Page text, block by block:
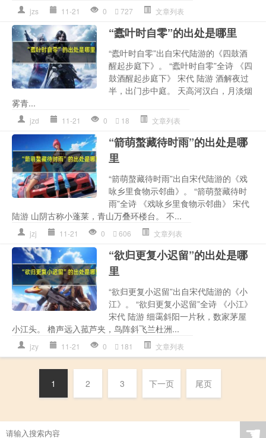
jzs 11-21 0 727 文章列表
“蠹叶时自零”的出处是哪里
“蠹叶时自零”出自宋代陆游的《四鼓酒
醒起步庭下》。 “蠹叶时自零”全诗 《四
鼓酒醒起步庭下》 宋代 陆游 酒解夜过
半，出门步中庭。 天高河汉白，月淡烟
雾青...
jzd 11-21 0 18 文章列表
“箭萌螯藏待时雨”的出处是哪
里
“箭萌螯藏待时雨”出自宋代陆游的《戏
咏乡里食物示邻曲》。 “箭萌螯藏待时
雨”全诗 《戏咏乡里食物示邻曲》 宋代
陆游 山阴古称小蓬莱，青山万叠环楼台。 不...
jzj 11-21 0 606 文章列表
“欲归更复小迟留”的出处是哪
里
“欲归更复小迟留”出自宋代陆游的《小
江》。 “欲归更复小迟留”全诗 《小江》
宋代 陆游 细霭斜阳一片秋，数家茅屋
小江头。 橹声远入菰芦夹，鸟阵斜飞兰杜洲...
jzy 11-21 0 181 文章列表
1 2 3 下一页 尾页